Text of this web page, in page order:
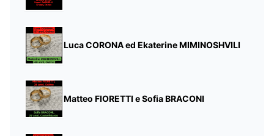
Luca CORONA ed Ekaterine MIMINOSHVILI
Matteo FIORETTI e Sofia BRACONI